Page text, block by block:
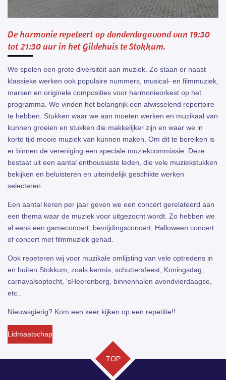
De harmonie repeteert op donderdagavond van 19:30
tot 21:30 uur in het Gildehuis te Stokkum.
We spelen een grote diversiteit aan muziek. Zo staan er naast
klassieke werken ook populaire nummers, musical- en filmmuziek,
marsen en originele composities voor harmonieorkest op het
programma. We vinden het belangrijk een afwisselend repertoire
te hebben. Stukken waar we aan moeten werken en muzikaal van
kunnen groeien en stukken die makkelijker zijn en waar we in
korte tijd mooie muziek van kunnen maken. Om dit te bereiken is
er binnen de vereniging een speciale muziekcommissie. Deze
bestaat uit een aantal enthousiaste leden, die vele muziekstukken
bekijken en beluisteren en uiteindelijk geschikte werken
selecteren.
Een aantal keren per jaar geven we een concert gerelateerd aan
een thema waar de muziek voor uitgezocht wordt. Zo hebben we
al eens een gameconcert, bevrijdingsconcert, Halloween concert
of concert met filmmuziek gehad.
Ook repeteren wij voor muzikale omlijsting van vele optredens in
en buiten Stokkum, zoals kermis, schuttersfeest, Koningsdag,
carnavalsoptocht, 'sHeerenberg, binnenhalen avondvierdaagse,
etc..
Nieuwsgierig? Kom een keer kijken op een repetitie!!
Lidmaatschap
TOP